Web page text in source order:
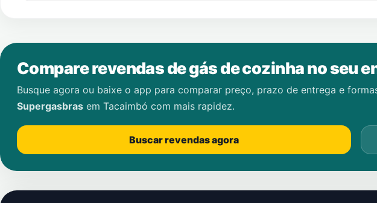
Compare revendas de gás de cozinha no seu
Busque agora ou baixe o app para comparar preço, prazo de entrega e
Supergasbras em Tacaimbó com mais rapidez.
Buscar revendas agora